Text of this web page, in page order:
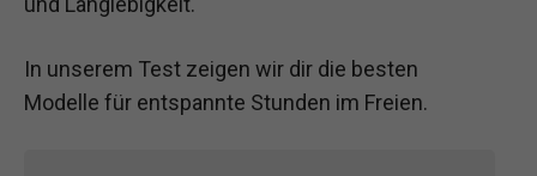
In unserem Test zeigen wir dir die besten
Modelle für entspannte Stunden im Freien.